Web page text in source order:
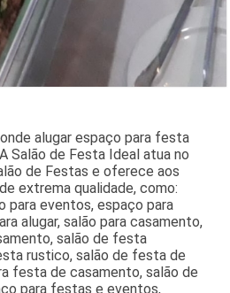
alugar espaço para festa
Salão de Festa Ideal atua no
de Festas e oferece aos
extrema qualidade, como:
para eventos, espaço para
alugar, salão para casamento,
salão de festa
rustico, salão de festa de
festa de casamento, salão de
para festas e eventos,